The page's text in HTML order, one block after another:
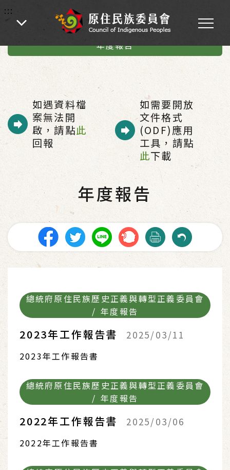
:::
:::
首頁 - 業務專區 -
總統府原住民族歷史正義與轉型正義委員會 -
年度報告
如遇資料檔
案無法開
啟，請點此
回報
如需要開放
文件格式
(ODF)應用
工具，請點
此下載
年度報告
總統府原住民族歷史正義與轉型正義委員會
/ 年度報告
2023年工作報告書 2025/03/11
2023年工作報告書
總統府原住民族歷史正義與轉型正義委員會
/ 年度報告
2022年工作報告書 2025/03/06
2022年工作報告書